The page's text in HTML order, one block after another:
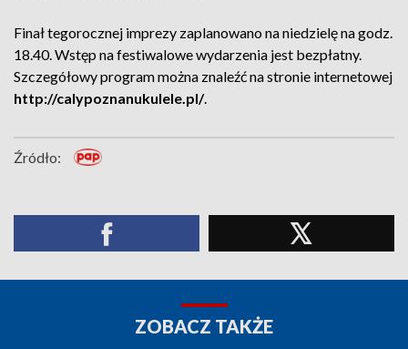
Finał tegorocznej imprezy zaplanowano na niedzielę na godz.
18.40. Wstęp na festiwalowe wydarzenia jest bezpłatny.
Szczegółowy program można znaleźć na stronie internetowej
http://calypoznanukulele.pl/.
Źródło:
ZOBACZ TAKŻE